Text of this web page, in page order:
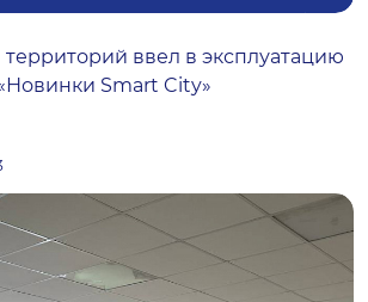
ввел в эксплуатацию
Smart City»